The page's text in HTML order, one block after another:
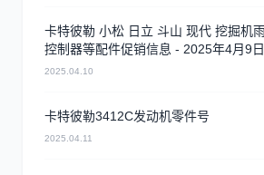
卡特彼勒 小松 日立 斗山 现代 挖掘机
控制器等配件促销信息 - 2025年4月9日
2025.04.10
卡特彼勒3412C发动机零件号
2025.04.11